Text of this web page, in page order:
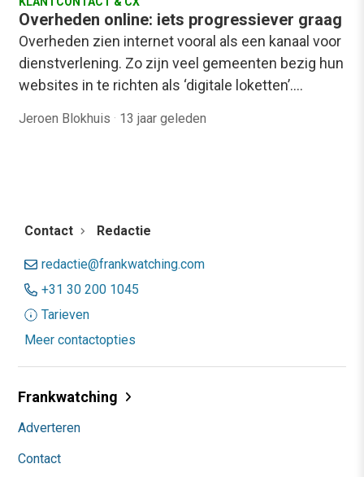
Overheden online: iets progressiever graag
Overheden zien internet vooral als een kanaal voor
dienstverlening. Zo zijn veel gemeenten bezig hun
websites in te richten als ‘digitale loketten’.…
Jeroen Blokhuis · 13 jaar geleden
Contact Redactie
redactie@frankwatching.com
+31 30 200 1045
Tarieven
Meer contactopties
Frankwatching
Adverteren
Contact